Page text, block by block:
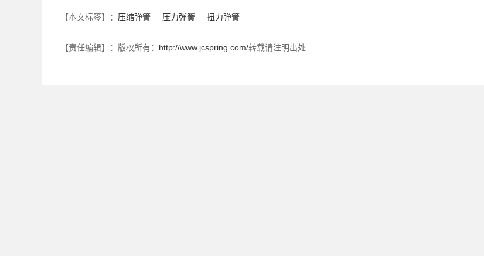
【本文标签】： 压缩弹簧 压力弹簧 扭力弹簧
【责任编辑】：版权所有： http://www.jcspring.com/转载请注明出处